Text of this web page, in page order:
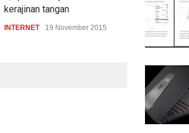
kerajinan tangan
INTERNET 19 November 2015
Catalyst
BERITA